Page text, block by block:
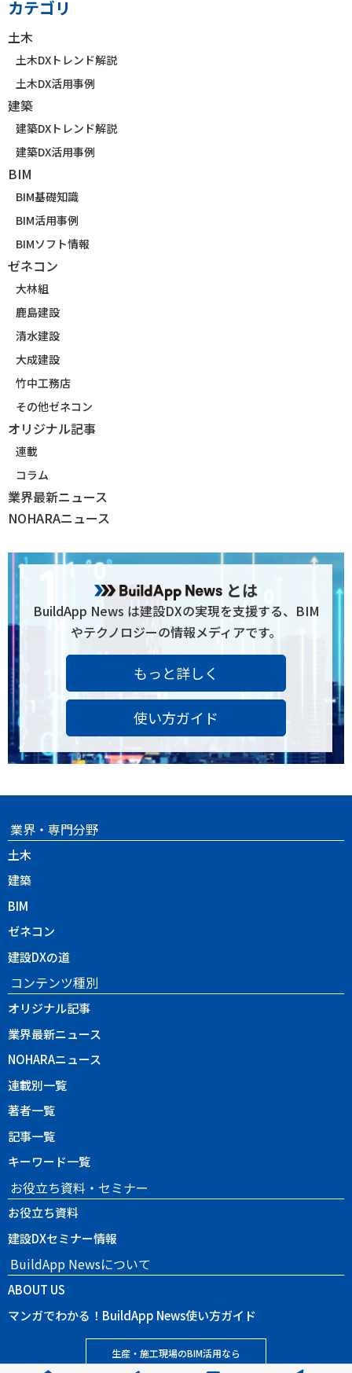
カテゴリ
土木
土木DXトレンド解説
土木DX活用事例
建築
建築DXトレンド解説
建築DX活用事例
BIM
BIM基礎知識
BIM活用事例
BIMソフト情報
ゼネコン
大林組
鹿島建設
清水建設
大成建設
竹中工務店
その他ゼネコン
オリジナル記事
連載
コラム
業界最新ニュース
NOHARAニュース
とは
BuildApp News は建設DXの実現を支援する、BIM
やテクノロジーの情報メディアです。
もっと詳しく
使い方ガイド
業界・専門分野
土木
建築
BIM
ゼネコン
建設DXの道
コンテンツ種別
オリジナル記事
業界最新ニュース
NOHARAニュース
連載別一覧
著者一覧
記事一覧
キーワード一覧
お役立ち資料・セミナー
お役立ち資料
建設DXセミナー情報
BuildApp Newsについて
ABOUT US
マンガでわかる！BuildApp News使い方ガイド
生産・施工現場のBIM活用なら